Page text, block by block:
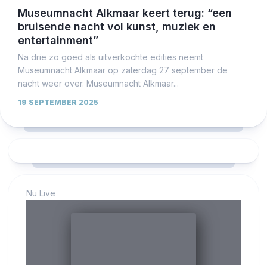
Museumnacht Alkmaar keert terug: “een
bruisende nacht vol kunst, muziek en
entertainment”
Na drie zo goed als uitverkochte edities neemt
Museumnacht Alkmaar op zaterdag 27 september de
nacht weer over. Museumnacht Alkmaar...
19 SEPTEMBER 2025
Nu Live